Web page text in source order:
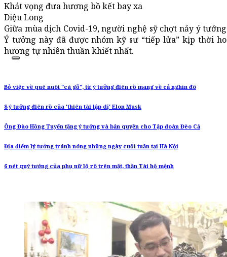
Khát vọng đưa hương bồ kết bay xa
Diệu Long
Giữa mùa dịch Covid-19, người nghệ sỹ chợt nảy ý
Ý tưởng này đã được nhóm kỹ sư “tiếp lửa” kịp thời
hương tự nhiên thuần khiết nhất.
Bỏ việc về quê nuôi "cá gỗ", từ ý tưởng điên rồ mang về cả nghìn đô
8 ý tưởng điên rồ của 'thiên tài lập dị' Elon Musk
Ông Đào Hồng Tuyển tặng ý tưởng và bản quyền cho Tập đoàn Đèo Cả
Địa điểm lý tưởng tránh nóng những ngày cuối tuần tại Hà Nội
6 nét quý tướng của phụ nữ lộ rõ trên mặt, thần Tài hộ mệnh